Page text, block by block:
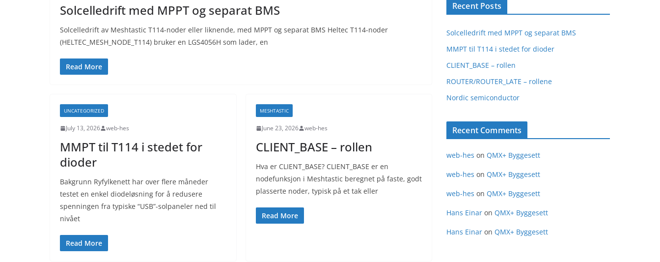
Solcelledrift med MPPT og separat BMS
Solcelledrift av Meshtastic T114-noder eller liknende, med MPPT og separat BMS Heltec T114-noder
(HELTEC_MESH_NODE_T114) bruker en LGS4056H som lader, en
Read More
UNCATEGORIZED
July 13, 2026 web-hes
MMPT til T114 i stedet for
dioder
Bakgrunn Ryfylkenett har over flere måneder
testet en enkel diodeløsning for å redusere
spenningen fra typiske “USB”-solpaneler ned til
nivået
Read More
MESHTASTIC
June 23, 2026 web-hes
CLIENT_BASE – rollen
Hva er CLIENT_BASE? CLIENT_BASE er en
nodefunksjon i Meshtastic beregnet på faste, godt
plasserte noder, typisk på et tak eller
Read More
Recent Posts
Solcelledrift med MPPT og separat BMS
MMPT til T114 i stedet for dioder
CLIENT_BASE – rollen
ROUTER/ROUTER_LATE – rollene
Nordic semiconductor
Recent Comments
web-hes on QMX+ Byggesett
web-hes on QMX+ Byggesett
web-hes on QMX+ Byggesett
Hans Einar on QMX+ Byggesett
Hans Einar on QMX+ Byggesett